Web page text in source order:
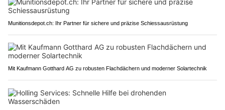
Munitionsdepot.ch: Ihr Partner für sichere und präzise Schiessausrüstung
Mit Kaufmann Gotthard AG zu robusten Flachdächern und moderner Solartechnik